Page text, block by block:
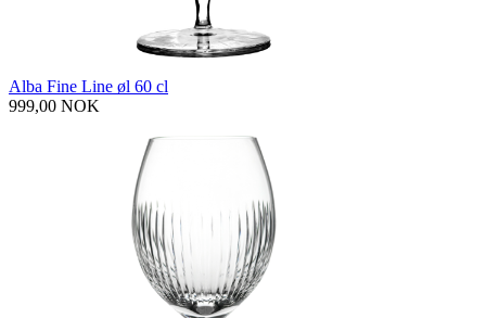
Alba Fine Line øl 60 cl
999,00 NOK